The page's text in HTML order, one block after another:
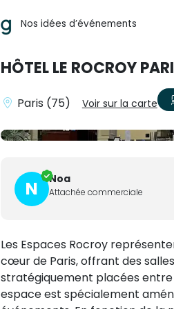
Nos idées d’événements
HÔTEL LE ROCROY
Paris (75) Voir sur la carte
N Noa
Attachée commerciale
Les Espaces Rocroy
cœur de Paris, offrant des
stratégiquement placées entre
espace est spécialement